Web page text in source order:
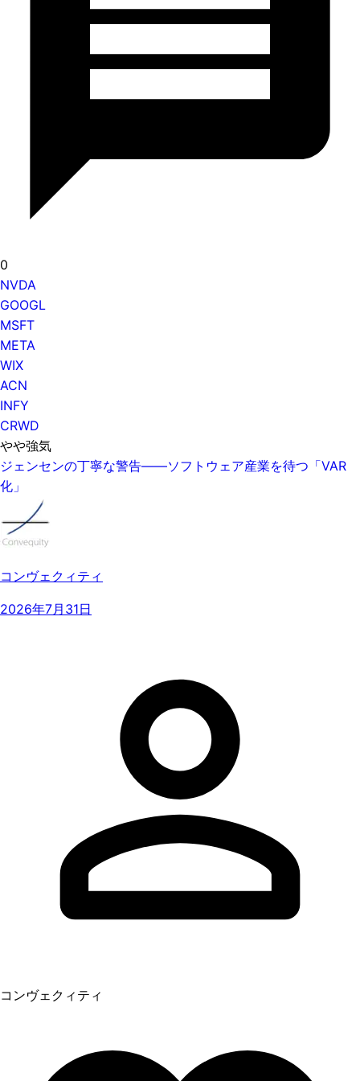
0
NVDA
GOOGL
MSFT
META
WIX
ACN
INFY
CRWD
やや強気
ジェンセンの丁寧な警告——ソフトウェア産業を待つ「VAR
化」
コンヴェクィティ
2026年7月31日
コンヴェクィティ